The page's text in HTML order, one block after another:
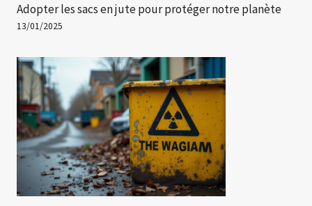
Adopter les sacs en jute pour protéger notre planète
13/01/2025